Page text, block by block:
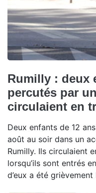
Rumilly : deux
percutés par
circulaient en
Deux enfants de 12
août au soir dans un
Rumilly. Ils circulaient
lorsqu’ils sont entrés
d’eux a été grièvement